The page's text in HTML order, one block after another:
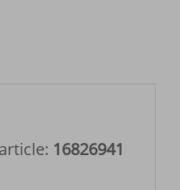
16826941